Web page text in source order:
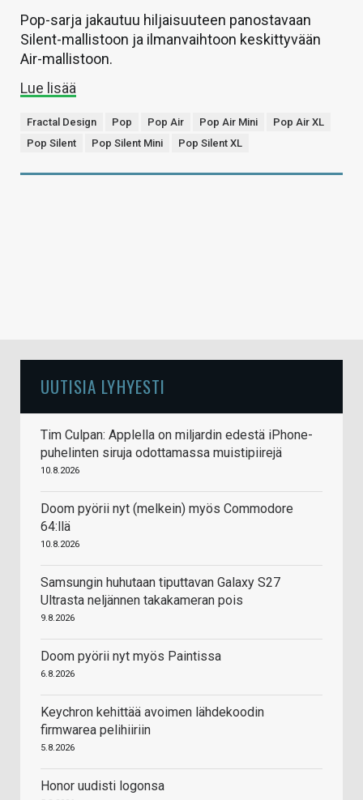
Pop-sarja jakautuu hiljaisuuteen panostavaan
Silent-mallistoon ja ilmanvaihtoon keskittyvään
Air-mallistoon.
Lue lisää
Fractal Design Pop Pop Air Pop Air Mini
Pop Air XL
Pop Silent
Pop Silent Mini Pop Silent XL
UUTISIA LYHYESTI
Tim Culpan: Applella on miljardin edestä iPhone-
puhelinten siruja odottamassa muistipiirejä
10.8.2026
Doom pyörii nyt (melkein) myös Commodore
64:llä
10.8.2026
Samsungin huhutaan tiputtavan Galaxy S27
Ultrasta neljännen takakameran pois
9.8.2026
Doom pyörii nyt myös Paintissa
6.8.2026
Keychron kehittää avoimen lähdekoodin
firmwarea pelihiiriin
5.8.2026
Honor uudisti logonsa